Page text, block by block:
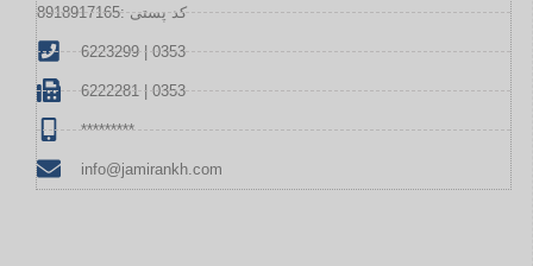
کد پستی :8918917165
6223299 | 0353
6222281 | 0353
*********
info@jamirankh.com